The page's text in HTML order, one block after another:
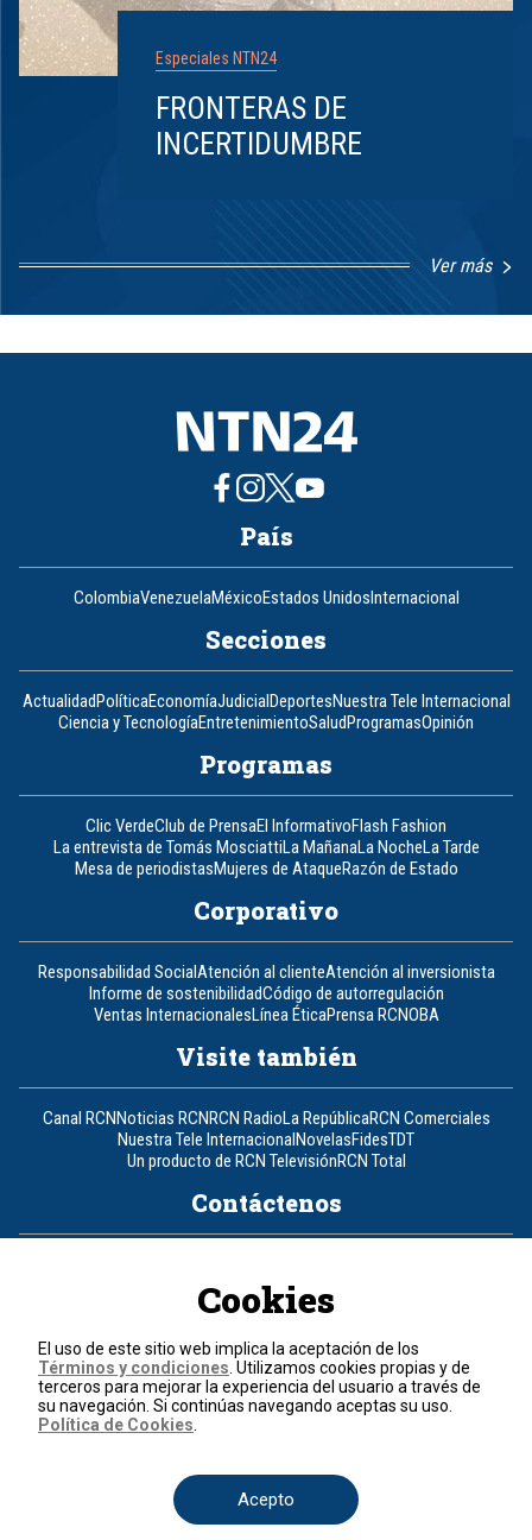
Especiales NTN24
FRONTERAS DE
INCERTIDUMBRE
Ver más
8
País
ColombiaVenezuelaMéxicoEstados UnidosInternacional
Secciones
ActualidadPolíticaEconomíaJudicialDeportesNuestra Tele Internacional
Ciencia y TecnologíaEntretenimientoSaludProgramasOpinión
Programas
Clic VerdeClub de PrensaEl InformativoFlash Fashion
La entrevista de Tomás MosciattiLa MañanaLa NocheLa Tarde
Mesa de periodistasMujeres de AtaqueRazón de Estado
Corporativo
Responsabilidad SocialAtención al clienteAtención al inversionista
Informe de sostenibilidadCódigo de autorregulación
Ventas InternacionalesLínea ÉticaPrensa RCNOBA
Visite también
Canal RCNNoticias RCNRCN RadioLa RepúblicaRCN Comerciales
Nuestra Tele InternacionalNovelasFidesTDT
Un producto de RCN TelevisiónRCN Total
Contáctenos
Política de cookies
Términos y condiciones
© 2026, RCN Medios.
Todos los derechos reservados.
Cookies
El uso de este sitio web implica la aceptación de los
Términos y condiciones . Utilizamos cookies propias y de
terceros para mejorar la experiencia del usuario a través de
su navegación. Si continúas navegando aceptas su uso.
Política de Cookies
Acepto